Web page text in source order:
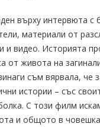
върху интервюта с
материали от
и видео. Историята
от живота на
съм вярвала, че
истории – със
С този филм
и общото в